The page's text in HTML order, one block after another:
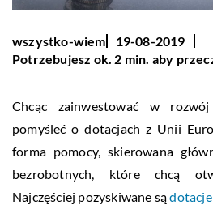
wszystko-wiem
19-08-2019
Potrzebujesz ok. 2 min. aby
Chcąc zainwestować w
pomyśleć o dotacjach z Unii
forma pomocy, skierowana
bezrobotnych, które chcą
Najczęściej pozyskiwane są